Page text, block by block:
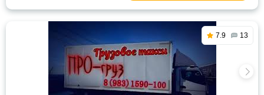
7.9 13